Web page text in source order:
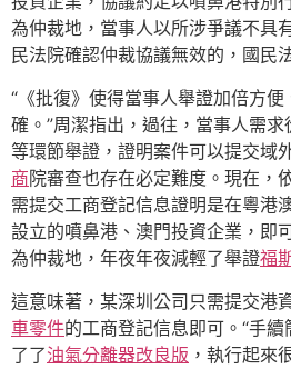
為仲裁地，當事人以所涉爭議不具
民法院確認仲裁協議無效的，國民
“《批復》使得當事人舉證加倍方
確。”周潔指出，過往，當事人需
等環節舉證，證明案件可以提交域
商院審查也存在必定難度。現在，
需提交工商登記信息證明是在粵港
設立的噴鼻港、澳門投資企業，即
為仲裁地，年夜年夜減輕了舉證福
這意味著，某深圳公司只需提交港
車零件的工商登記信息即可。“手續
了了油氣分離器改良版 ，執行起來